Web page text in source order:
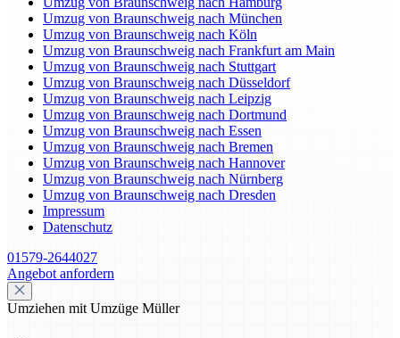
Umzug von Braunschweig nach München
Umzug von Braunschweig nach Köln
Umzug von Braunschweig nach Frankfurt am Main
Umzug von Braunschweig nach Stuttgart
Umzug von Braunschweig nach Düsseldorf
Umzug von Braunschweig nach Leipzig
Umzug von Braunschweig nach Dortmund
Umzug von Braunschweig nach Essen
Umzug von Braunschweig nach Bremen
Umzug von Braunschweig nach Hannover
Umzug von Braunschweig nach Nürnberg
Umzug von Braunschweig nach Dresden
Impressum
Datenschutz
01579-2644027
Angebot anfordern
Umziehen mit Umzüge Müller